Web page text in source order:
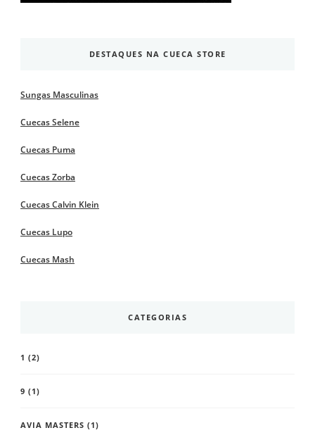
DESTAQUES NA CUECA STORE
Sungas Masculinas
Cuecas Selene
Cuecas Puma
Cuecas Zorba
Cuecas Calvin Klein
Cuecas Lupo
Cuecas Mash
CATEGORIAS
1 (2)
9 (1)
AVIA MASTERS (1)